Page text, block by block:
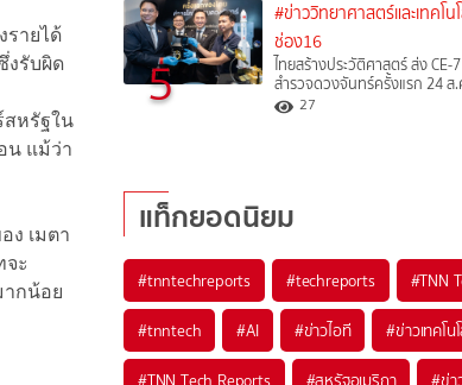
รายได้
งรับผิด
สหรัฐใน
น แม้ว่า
ง เมตา
ะ
ากน้อย
5
#ข่าววิทยาศาสตร์และเทคโน
ช่อง16
ไทยสร้างประวัติศาสตร์ ส่ง CE-
สำรวจดวงจันทร์ครั้งแรก 24 ส
27
แท็กยอดนิยม
#tnntechreports #techreports #TNN
#tnntech #AI #ข่าวไอที #ข่าวเทคโน